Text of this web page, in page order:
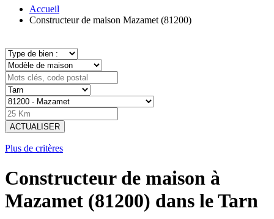
Accueil
Constructeur de maison Mazamet (81200)
ACTUALISER
Plus de critères
Constructeur de maison à
Mazamet (81200) dans le Tarn